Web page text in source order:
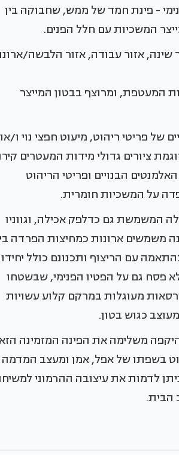
- פינת חמד של ממש, שחבוקה בין
המשכיות עם חלל הפנים.
שינה, אזור עבודה, אזור הלבשה/
המעטפת, ומרוצף בבטון המייצר
של פריטי ריהוט, מיעוט חפצי נוי ו/
ציורים גדולי מידות המעטרים
הבנויים ופריטי הריהוט
על המשכיות חומרית.
המשמשת גם כדלפק אכילה, וגווניו
משמשים ארונות כמחיצות הפרדה
עם הריצוף ותכנונם כולל
פסח גם על הפטיו הפנימי, שבשטחו
מעוגלות במרקם קלוע עשויות
כגוש בטון.
משלימה את הפינה המזמינה
בשפתו של אפל, אמן ומעצב
לדמות את עיצובה ההרמוני
הבית.